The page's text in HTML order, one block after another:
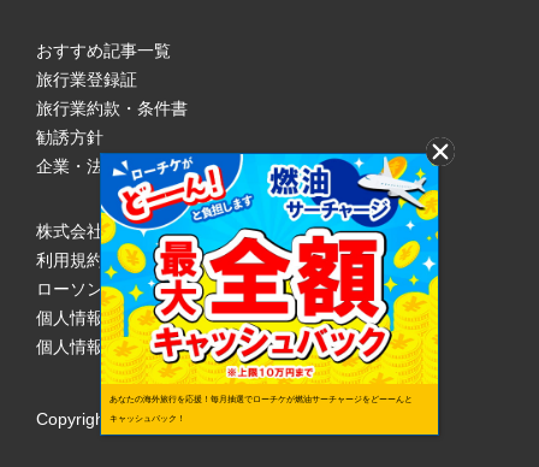
おすすめ記事一覧
旅行業登録証
旅行業約款・条件書
勧誘方針
企業・法人のみなさまへ
株式会社ローソンエンタテインメント
利用規約
ローソンWEB会員規約
個人情報の取り扱いについて
個人情報保護方針
Copyright © 1998 Lawson Entertainment, Inc.
あなたの海外旅行を応援！毎月抽選でローチケが燃油サーチャージをどーーんと
キャッシュバック！